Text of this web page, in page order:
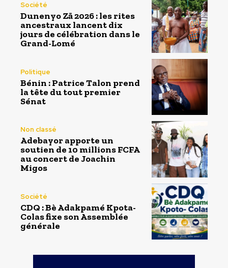
Société
Dunenyo Zā 2026 : les rites
ancestraux lancent dix
jours de célébration dans le
Grand-Lomé
Politique
Bénin : Patrice Talon prend
la tête du tout premier
Sénat
Non classé
Adebayor apporte un
soutien de 10 millions FCFA
au concert de Joachin
Migos
Société
CDQ : Bè Adakpamé Kpota-
Colas fixe son Assemblée
générale